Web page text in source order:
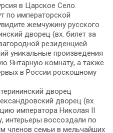
в Царское Село.
по императорской
жемчужину русского
дворец (вх. билет за
резиденцией
уникальные произведения
Янтарную комнату, а также
в России роскошному
дворец
дворец (вх.
императора Николая II
интерьеры воссоздали по
членов семьи в мельчайших